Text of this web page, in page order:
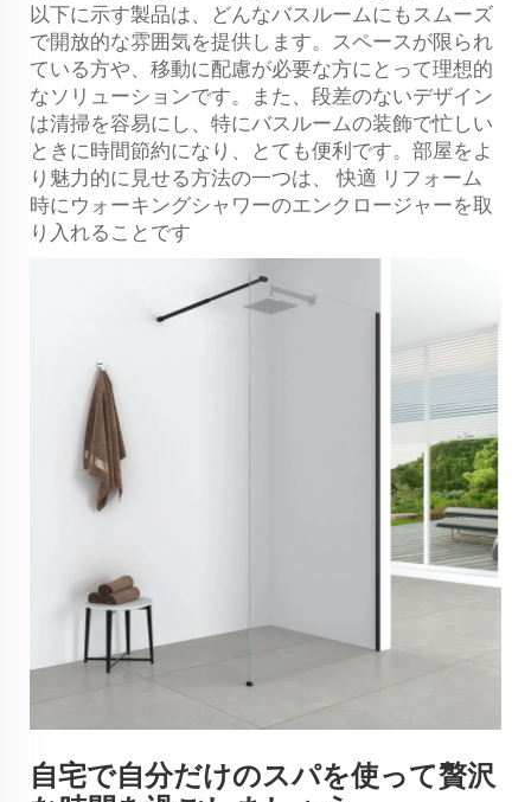
以下に示す製品は、どんなバスルームにもスムーズ
で開放的な雰囲気を提供します。スペースが限られ
ている方や、移動に配慮が必要な方にとって理想的
なソリューションです。また、段差のないデザイン
は清掃を容易にし、特にバスルームの装飾で忙しい
ときに時間節約になり、とても便利です。部屋をよ
り魅力的に見せる方法の一つは、快適 リフォーム
時にウォーキングシャワーのエンクロージャーを取
り入れることです
自宅で自分だけのスパを使って贅沢